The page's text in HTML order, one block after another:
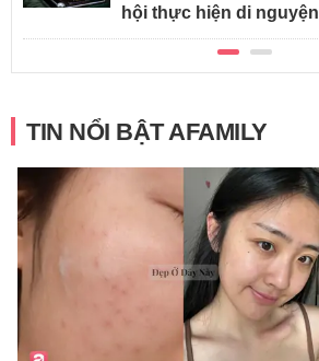
hội thực hiện di nguyện
TIN NỔI BẬT AFAMILY